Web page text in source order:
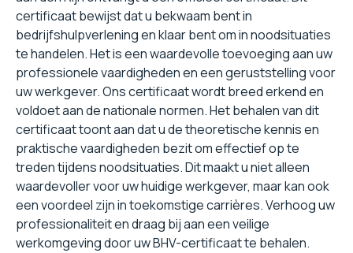
certificaat bewijst dat u bekwaam bent in
bedrijfshulpverlening en klaar bent om in noodsituaties
te handelen. Het is een waardevolle toevoeging aan uw
professionele vaardigheden en een geruststelling voor
uw werkgever. Ons certificaat wordt breed erkend en
voldoet aan de nationale normen. Het behalen van dit
certificaat toont aan dat u de theoretische kennis en
praktische vaardigheden bezit om effectief op te
treden tijdens noodsituaties. Dit maakt u niet alleen
waardevoller voor uw huidige werkgever, maar kan ook
een voordeel zijn in toekomstige carrières. Verhoog uw
professionaliteit en draag bij aan een veilige
werkomgeving door uw BHV-certificaat te behalen.